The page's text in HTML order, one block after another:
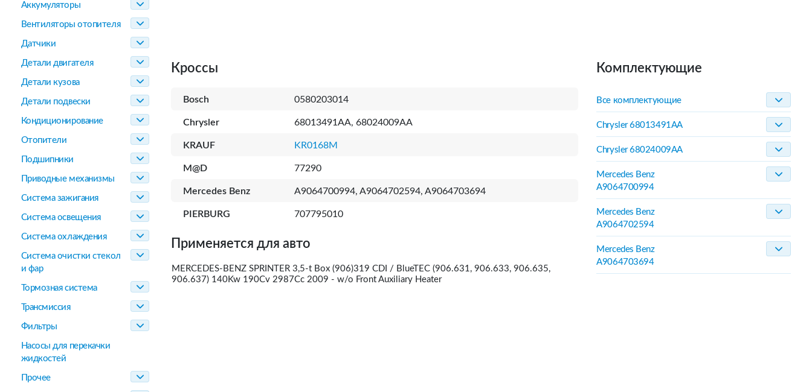
Аккумуляторы
Вентиляторы отопителя
Датчики
Детали двигателя
Детали кузова
Детали подвески
Кондиционирование
Отопители
Подшипники
Приводные механизмы
Система зажигания
Система освещения
Система охлаждения
Система очистки стекол
и фар
Тормозная система
Трансмиссия
Фильтры
Насосы для перекачки
жидкостей
Прочее
Кроссы
Bosch 0580203014
Chrysler 68013491AA, 68024009AA
KRAUF KR0168M
M@D 77290
Mercedes Benz A9064700994, A9064702594, A9064703694
PIERBURG 707795010
Применяется для авто
MERCEDES-BENZ SPRINTER 3,5-t Box (906)319 CDI / BlueTEC (906.631, 906.633, 906.635,
906.637) 140Kw 190Cv 2987Cc 2009 - w/o Front Auxiliary Heater
Комплектующие
Все комплектующие
Chrysler 68013491AA
Chrysler 68024009AA
Mercedes Benz
A9064700994
Mercedes Benz
A9064702594
Mercedes Benz
A9064703694